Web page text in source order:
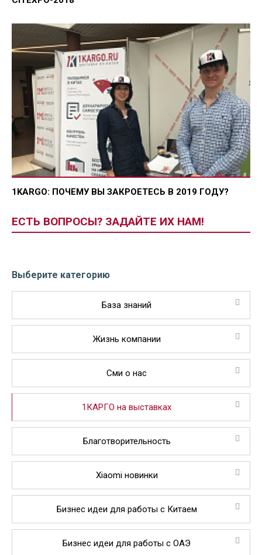
1KARGO: ПОЧЕМУ ВЫ ЗАКРОЕТЕСЬ В 2019 ГОДУ?
ЕСТЬ ВОПРОСЫ? ЗАДАЙТЕ ИХ НАМ!
Выберите категорию
База знаний
Жизнь компании
Сми о нас
1КАРГО на выставках
Благотворительность
Xiaomi новинки
Бизнес идеи для работы с Китаем
Бизнес идеи для работы с ОАЭ